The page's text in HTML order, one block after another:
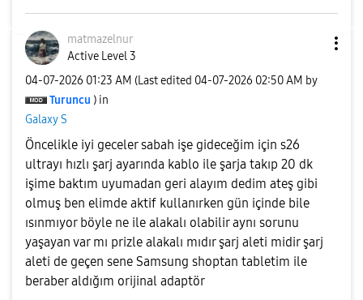
matmazelnur
Active Level 3
‎04-07-2026 01:23 AM (Last edited ‎04-07-2026 02:50 AM by
Turuncu ) in
Galaxy S
Öncelikle iyi geceler sabah işe gideceğim için s26
ultrayı hızlı şarj ayarında kablo ile şarja takıp 20 dk
işime baktım uyumadan geri alayım dedim ateş gibi
olmuş ben elimde aktif kullanırken gün içinde bile
ısınmıyor böyle ne ile alakalı olabilir aynı sorunu
yaşayan var mı prizle alakalı mıdır şarj aleti midir şarj
aleti de geçen sene Samsung shoptan tabletim ile
beraber aldığım orijinal adaptör